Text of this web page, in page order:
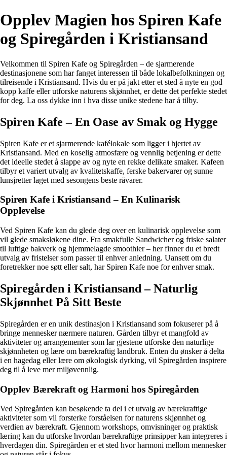
Opplev Magien hos Spiren Kafe
og Spiregården i Kristiansand
Velkommen til Spiren Kafe og Spiregården – de sjarmerende
destinasjonene som har fanget interessen til både lokalbefolkningen og
tilreisende i Kristiansand. Hvis du er på jakt etter et sted å nyte en god
kopp kaffe eller utforske naturens skjønnhet, er dette det perfekte stedet
for deg. La oss dykke inn i hva disse unike stedene har å tilby.
Spiren Kafe – En Oase av Smak og Hygge
Spiren Kafe er et sjarmerende kafélokale som ligger i hjertet av
Kristiansand. Med en koselig atmosfære og vennlig betjening er dette
det ideelle stedet å slappe av og nyte en rekke delikate smaker. Kafeen
tilbyr et variert utvalg av kvalitetskaffe, ferske bakervarer og sunne
lunsjretter laget med sesongens beste råvarer.
Spiren Kafe i Kristiansand – En Kulinarisk
Opplevelse
Ved Spiren Kafe kan du glede deg over en kulinarisk opplevelse som
vil glede smaksløkene dine. Fra smakfulle Sandwicher og friske salater
til luftige bakverk og hjemmelagde smoothier – her finner du et bredt
utvalg av fristelser som passer til enhver anledning. Uansett om du
foretrekker noe søtt eller salt, har Spiren Kafe noe for enhver smak.
Spiregården i Kristiansand – Naturlig
Skjønnhet På Sitt Beste
Spiregården er en unik destinasjon i Kristiansand som fokuserer på å
bringe mennesker nærmere naturen. Gården tilbyr et mangfold av
aktiviteter og arrangementer som lar gjestene utforske den naturlige
skjønnheten og lære om bærekraftig landbruk. Enten du ønsker å delta
i en hagedag eller lære om økologisk dyrking, vil Spiregården inspirere
deg til å leve mer miljøvennlig.
Opplev Bærekraft og Harmoni hos Spiregården
Ved Spiregården kan besøkende ta del i et utvalg av bærekraftige
aktiviteter som vil forsterke forståelsen for naturens skjønnhet og
verdien av bærekraft. Gjennom workshops, omvisninger og praktisk
læring kan du utforske hvordan bærekraftige prinsipper kan integreres i
hverdagen din. Spiregården er et sted hvor harmoni mellom mennesker